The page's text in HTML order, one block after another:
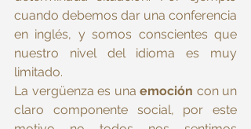
cuando debemos dar una conferencia
en inglés, y somos conscientes que
nuestro nivel del idioma es muy
limitado.
La vergüenza es una emoción con un
claro componente social, por este